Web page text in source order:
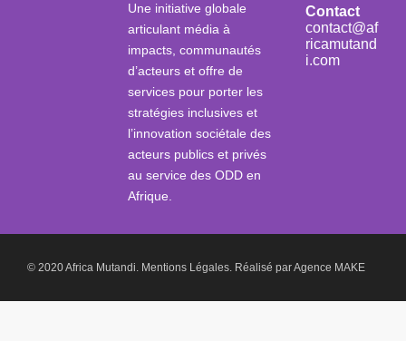
Une initiative globale
articulant média à
impacts, communautés
d’acteurs et offre de
services pour porter les
stratégies inclusives et
l’innovation sociétale des
acteurs publics et privés
au service des ODD en
Afrique.
Contact
contact@af
ricamutand
i.com
© 2020 Africa Mutandi. Mentions Légales. Réalisé parAgence MAKE